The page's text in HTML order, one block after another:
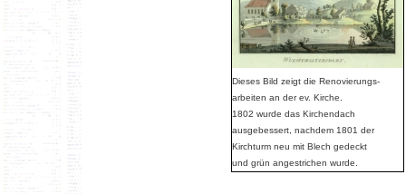
Dieses Bild zeigt die Renovierungs-
arbeiten an der ev. Kirche.
1802 wurde das Kirchendach
ausgebessert, nachdem 1801 der
Kirchturm neu mit Blech gedeckt
und grün angestrichen wurde.